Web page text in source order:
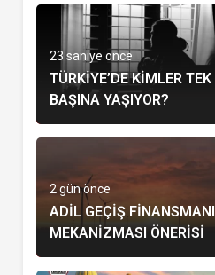
23 saniye önce
TÜRKIYE’DE KIMLER TEK
BAŞINA YAŞIYOR?
2 gün önce
ADIL GEÇIŞ FINANSMANI
MEKANIZMASI ÖNERISI